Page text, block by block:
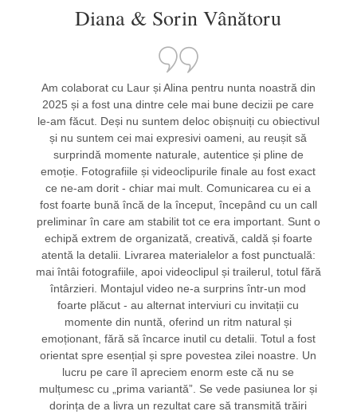
Diana & Sorin Vânătoru
Am colaborat cu Laur și Alina pentru nunta noastră din
2025 și a fost una dintre cele mai bune decizii pe care
le-am făcut. Deși nu suntem deloc obișnuiți cu obiectivul
și nu suntem cei mai expresivi oameni, au reușit să
surprindă momente naturale, autentice și pline de
emoție. Fotografiile și videoclipurile finale au fost exact
ce ne-am dorit - chiar mai mult. Comunicarea cu ei a
fost foarte bună încă de la început, începând cu un call
preliminar în care am stabilit tot ce era important. Sunt o
echipă extrem de organizată, creativă, caldă și foarte
atentă la detalii. Livrarea materialelor a fost punctuală:
mai întâi fotografiile, apoi videoclipul și trailerul, totul fără
întârzieri. Montajul video ne-a surprins într-un mod
foarte plăcut - au alternat interviuri cu invitații cu
momente din nuntă, oferind un ritm natural și
emoționant, fără să încarce inutil cu detalii. Totul a fost
orientat spre esențial și spre povestea zilei noastre. Un
lucru pe care îl apreciem enorm este că nu se
mulțumesc cu „prima variantă”. Se vede pasiunea lor și
dorința de a livra un rezultat care să transmită trăiri